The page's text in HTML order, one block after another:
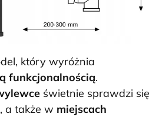
który wyróżnia
funkcjonalnością.
świetnie sprawdzi się
, a także w miejscach